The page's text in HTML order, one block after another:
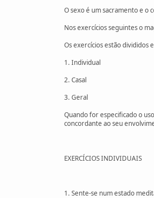
O sexo é um sacramento e o
Nos exercícios seguintes o
Os exercícios estão divididos
1. Individual
2. Casal
3. Geral
Quando for especificado o
concordante ao seu
EXERCÍCIOS INDIVIDUAIS
1. Sente-se num estado